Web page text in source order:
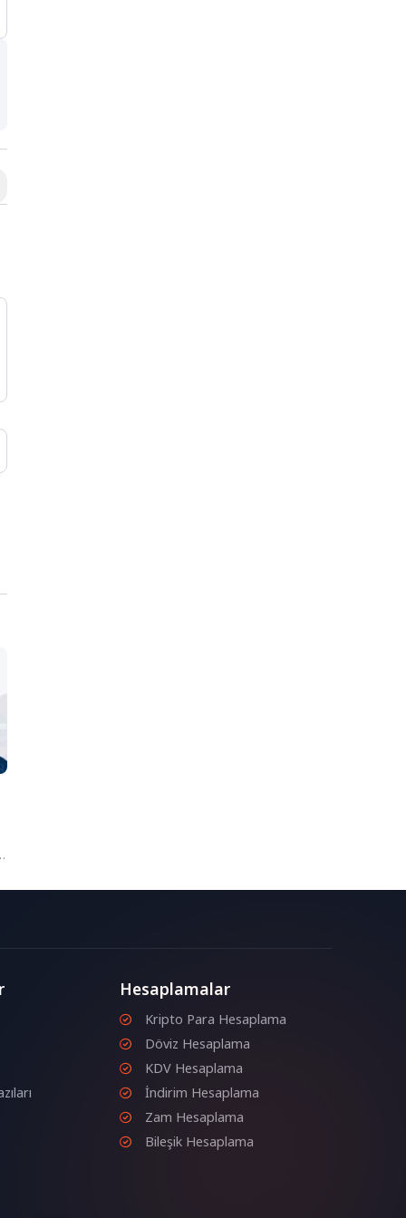
Hesaplamalar
Kripto Para Hesaplama
Döviz Hesaplama
KDV Hesaplama
İndirim Hesaplama
Zam Hesaplama
Bileşik Hesaplama